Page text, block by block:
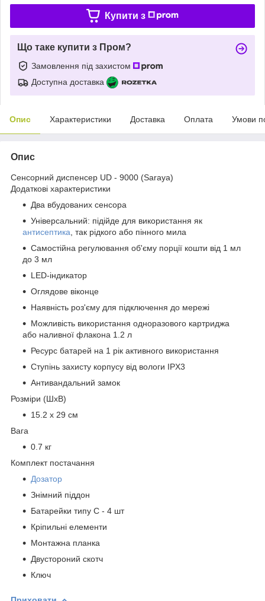
Купити з
Що таке купити з Пром?
Замовлення під захистом
Доступна доставка
Опис Характеристики Доставка Оплата Умови
Опис
Сенсорний диспенсер UD - 9000 (Saraya)
Додаткові характеристики
Два вбудованих сенсора
Універсальний: підійде для використання як
антисептика , так рідкого або пінного мила
Самостійна регулювання об'єму порції кошти від 1 мл
до 3 мл
LED-індикатор
Оглядове віконце
Наявність роз'єму для підключення до мережі
Можливість використання одноразового картриджа
або наливної флакона 1.2 л
Ресурс батарей на 1 рік активного використання
Ступінь захисту корпусу від вологи IPX3
Антивандальний замок
Розміри (ШхВ)
15.2 x 29 см
Вага
0.7 кг
Комплект постачання
Дозатор
Знімний піддон
Батарейки типу С - 4 шт
Кріпильні елементи
Монтажна планка
Двустороний скотч
Ключ